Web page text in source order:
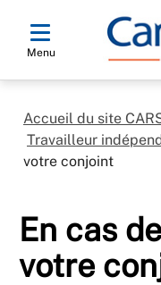
Menu
Accueil du site
Travailleur
votre conjoint
En cas
votre